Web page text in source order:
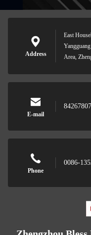
Address
East
Area,
E-mail
Phone
0086-